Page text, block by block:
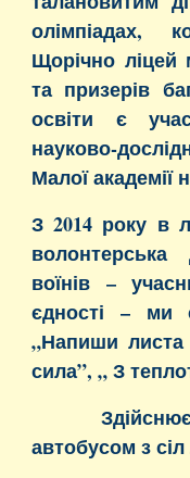
олімпіадах,
Щорічно ліцей
та призерів
освіти є
науково-
Малої академії
З 2014 року в
волонтерська
воїнів –
єдності – ми
„Напиши листа
сила”, „ З
автобусом з